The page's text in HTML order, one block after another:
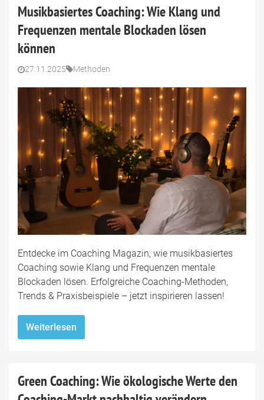
Musikbasiertes Coaching: Wie Klang und
Frequenzen mentale Blockaden lösen
können
27.11.2025 Methoden
Entdecke im Coaching Magazin, wie musikbasiertes
Coaching sowie Klang und Frequenzen mentale
Blockaden lösen. Erfolgreiche Coaching-Methoden,
Trends & Praxisbeispiele – jetzt inspirieren lassen!
Weiterlesen
Green Coaching: Wie ökologische Werte den